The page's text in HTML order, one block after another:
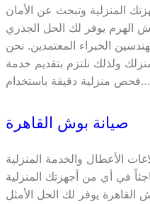
المنزلية وتبحث عن الأمان
الهرم يوفر لك الحل الجذري
الخبراء المعتمدين. نحن
ولذلك نلتزم بتقديم خدمة
فحص منزلية دقيقة باستخدام…
صيانة بوش القاهرة
الأعطال والخدمة المنزلية
في أي من أجهزتك المنزلية
القاهرة يوفر لك الحل الأمثل